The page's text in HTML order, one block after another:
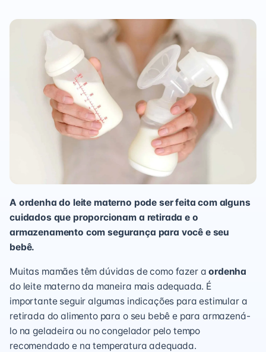
A ordenha do leite materno pode ser feita com alguns
cuidados que proporcionam a retirada e o
armazenamento com segurança para você e seu
bebê.
Muitas mamães têm dúvidas de como fazer aordenha
do leite materno da maneira mais adequada. É
importante seguir algumas indicações para estimular a
retirada do alimento para o seu bebê e para armazená-
lo na geladeira ou no congelador pelo tempo
recomendado e na temperatura adequada.